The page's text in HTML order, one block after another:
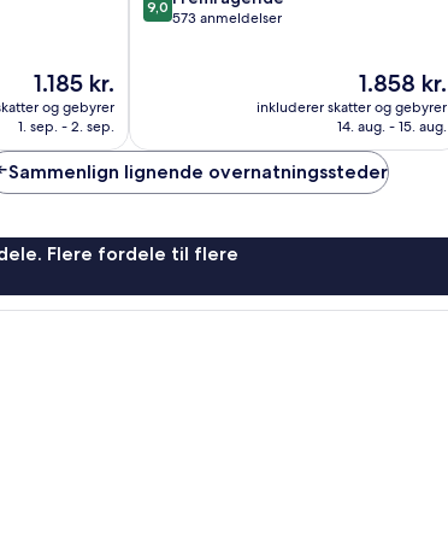
Prisen
1.185 kr.
1.185 kr.
og gebyrer
1. sep. - 2. sep.
ud
9,0
573 anmeldelser
Prisen
1.858 kr.
1.858 kr.
inkluderer skatter og gebyrer
14. aug. - 15. aug.
Sammenlign lignende overnatningssteder
Flere fordele til flere